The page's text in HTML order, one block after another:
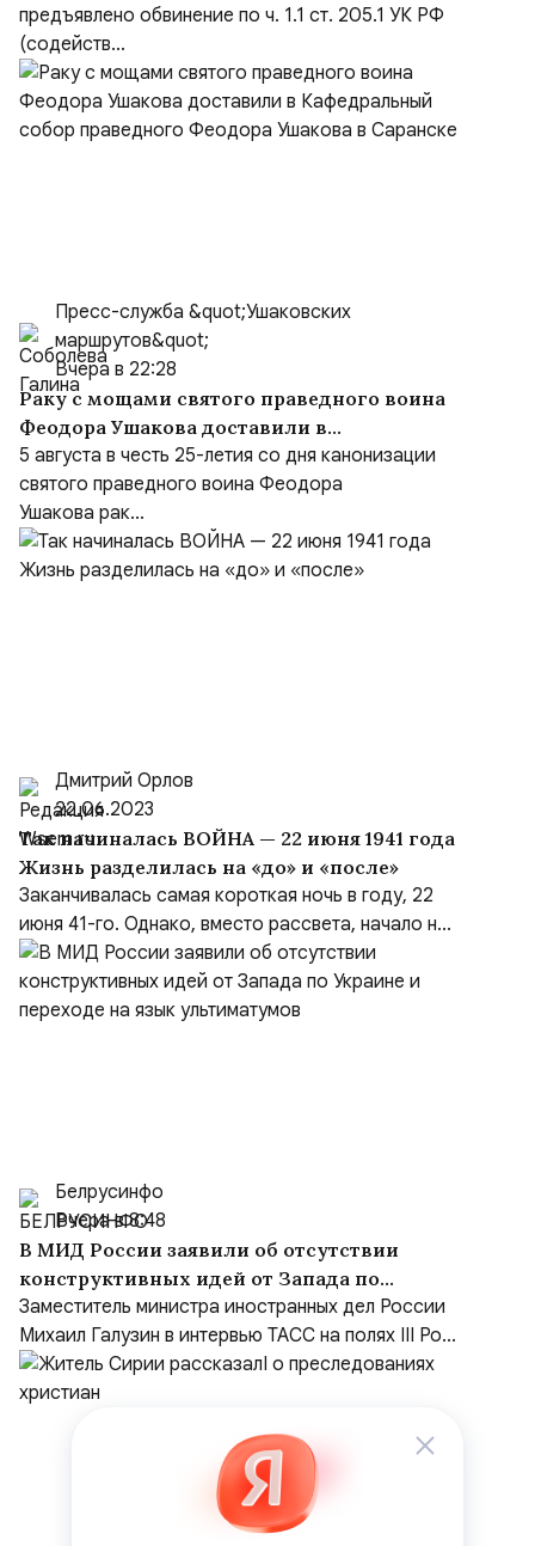
предъявлено обвинение по ч. 1.1 ст. 205.1 УК РФ
(содейств...
Пресс-служба &quot;Ушаковских
маршрутов&quot;
Вчера в 22:28
Раку с мощами святого праведного воина
Феодора Ушакова доставили в
Кафедральный собор праведного Феодора
Ушакова в Саранске
5 августа в честь 25-летия со дня канонизации
святого праведного воина Феодора
Ушакова рак...
Дмитрий Орлов
22.06.2023
Так начиналась ВОЙНА — 22 июня 1941 года
Жизнь разделилась на «до» и «после»
Заканчивалась самая короткая ночь в году, 22
июня 41-го. Однако, вместо рассвета, начало н...
Белрусинфо
Вчера в 8:48
В МИД России заявили об отсутствии
конструктивных идей от Запада по
Украине и переходе на язык ультиматумов
Заместитель министра иностранных дел России
Михаил Галузин в интервью ТАСС на полях III Ро...